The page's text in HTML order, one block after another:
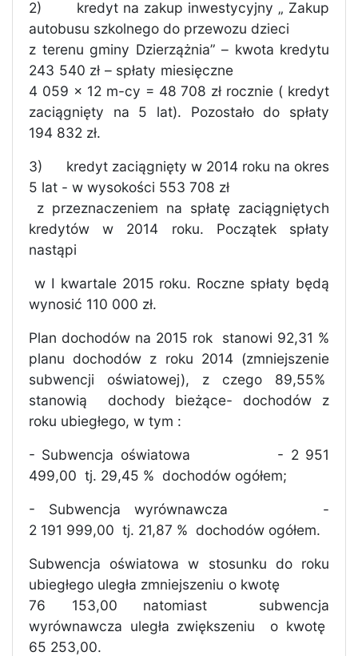
2)
kredyt na zakup inwestycyjny „ Zakup
autobusu szkolnego do przewozu dzieci
z terenu gminy Dzierzążnia” – kwota kredytu
243 540 zł – spłaty miesięczne
4 059 x 12 m-cy = 48 708 zł rocznie ( kredyt
zaciągnięty na 5 lat). Pozostało do spłaty
194 832 zł.
3)
kredyt zaciągnięty w 2014 roku na okres
5 lat - w wysokości 553 708 zł
z przeznaczeniem na spłatę zaciągniętych
kredytów w 2014 roku. Początek spłaty
nastąpi
w I kwartale 2015 roku. Roczne spłaty będą
wynosić 110 000 zł.
Plan dochodów na 2015 rok
stanowi 92,31 %
planu dochodów z roku 2014 (zmniejszenie
subwencji oświatowej), z czego 89,55%
stanowią
dochody bieżące- dochodów z
roku ubiegłego, w tym :
- Subwencja oświatowa
- 2 951
499,00 tj. 29,45 % dochodów ogółem;
- Subwencja wyrównawcza
-
2 191 999,00 tj. 21,87 % dochodów ogółem.
Subwencja oświatowa w stosunku do roku
ubiegłego uległa zmniejszeniu o kwotę
76 153,00 natomiast
subwencja
wyrównawcza uległa zwiększeniu
o kwotę
65 253,00.